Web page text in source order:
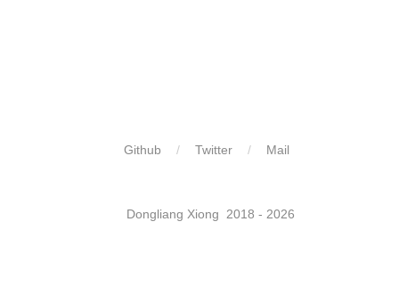
Github Twitter Mail
Dongliang Xiong 2018 - 2026